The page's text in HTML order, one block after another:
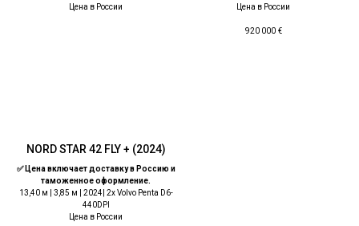
Цена в России
Цена в России
920 000 €
NORD STAR 42 FLY + (2024)
✅ Цена включает доставку в Россию и
таможенное оформление.
13,40 м | 3,85 м | 2024| 2x Volvo Penta D6-
440DPI
Цена в России